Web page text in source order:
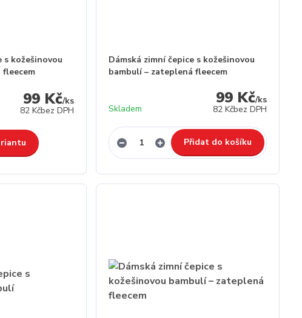
s kožešinovou
fleecem
99 Kč/ks
82 Kčbez DPH
Dámská zimní čepice s kožešinovou
bambulí – zateplená fleecem
99 Kč/ks
82 Kčbez DPH
Skladem
Přidat do košíku